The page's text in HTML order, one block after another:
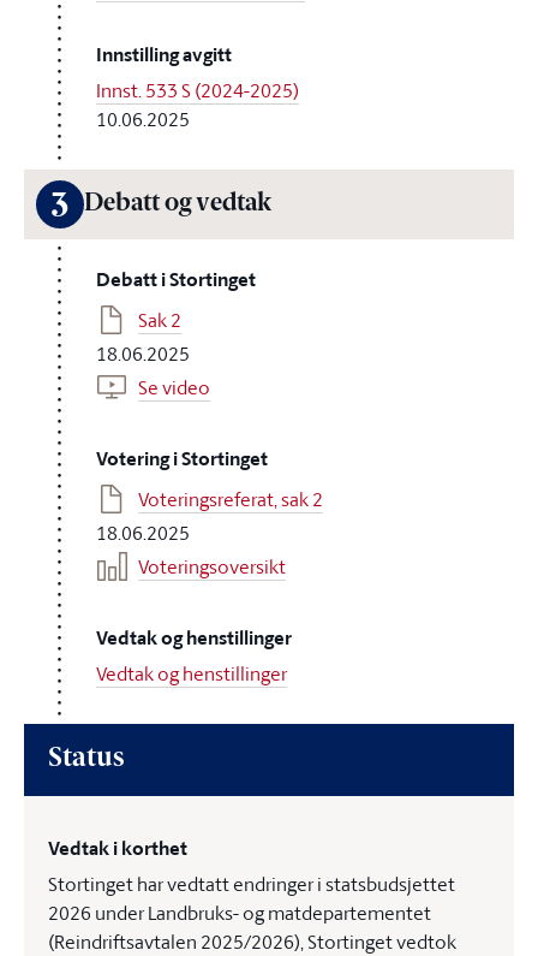
Innstilling avgitt
Innst. 533 S (2024-2025)
10.06.2025
3 Debatt og vedtak
Debatt i Stortinget
Sak 2
18.06.2025
Se video
Votering i Stortinget
Voteringsreferat, sak 2
18.06.2025
Voteringsoversikt
Vedtak og henstillinger
Vedtak og henstillinger
Status
Vedtak i korthet
Stortinget har vedtatt endringer i statsbudsjettet
2026 under Landbruks- og matdepartementet
(Reindriftsavtalen 2025/2026), Stortinget vedtok